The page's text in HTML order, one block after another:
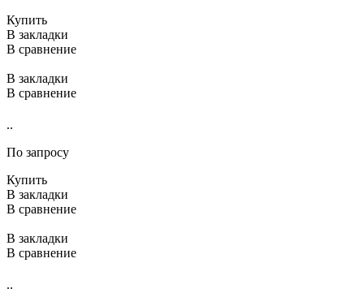
Купить
В закладки
В сравнение
В закладки
В сравнение
..
По запросу
Купить
В закладки
В сравнение
В закладки
В сравнение
..